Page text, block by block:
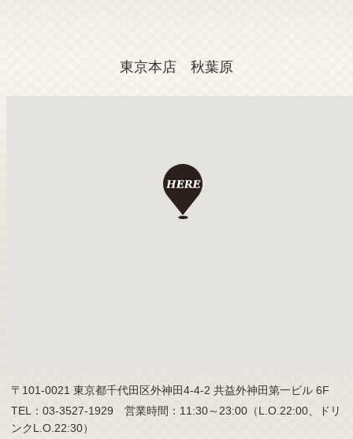
東京本店 秋葉原
〒101-0021 東京都千代田区外神田4-4-2 共益外神田第一ビル 6F
TEL：03-3527-1929 営業時間：11:30～23:00（L.O.22:00、ドリ
ンクL.O.22:30）